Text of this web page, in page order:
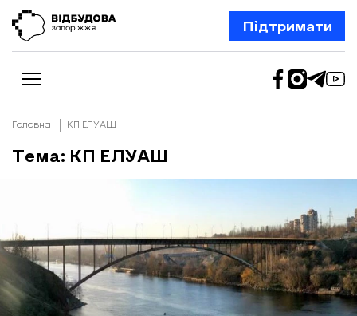
Підтримати
Шлях додому
Відбудова. Життя
Колонки
Про нас
Редакційна політика
Головна КП ЕЛУАШ
Тема: КП ЕЛУАШ